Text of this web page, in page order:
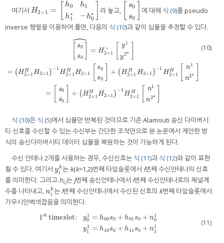
여기서 H2× 1 =
h0
h∗
1
h1
−h∗
0
H2×1= [h0 h1 0 라 놓고,
s0
s0
s 에 대해 식 (9)를 pseudo
inverse 행렬을 이용하여 풀면, 다음의 식 (10)과 같이 심볼을 추정할 수 있다.
s0
s0
ˆ = H +
2×1
y1
y2*
= (H H
2×1H2×1 ) −1
H H
2×1H2×1
s0
s0
+ (H H
2×1H2×1 )−1
H H
2×1
n1
n2*
=
s0
s0
+ (H H
2×1H2×1 ) −1
H H
2×1
n1
n2*
s0 s0]^= 2×1 + [y1y2*]= H2× H 2× −1H2×1H 2×1 [s0s0]+(H HH
(10)
식 (10)은 식 (5)에서 심볼만 반복된 것이므로 기존 Alamouti 송신 다이버시
티 신호를 수신할 수 있는 수신부는 간단한 조작만으로 본 논문에서 제안한 방
식의 송신다이버시티 데이터 심볼을 복원하는 것이 가능하게 된다.
수신 안테나 2개를 사용하는 경우, 수신신호는 식 (11)과 식 (12)와 같이 표현
될 수 있다. 여기서 yk
i
yik는 k(k=1,2)번째 타임슬롯에서 i번째 수신안테나의 신호
를 의미한다. 그리고 hi,j는 j번째 송신안테나에서 i번째 수신안테나로의 채널계
수를 나타내고,nk
i
nik는 i번째 수신안테나에서 수신된 신호의 k번째 타임슬롯에서
가우시안백색잡음을 의미한다.
1st timeslot: y1
0 = h00s0 + h01s0 + n1
0
y1
1 = h10s0 + h11s0 + n1
1
1=h 0+h 01 n0 1y h 11
(11)